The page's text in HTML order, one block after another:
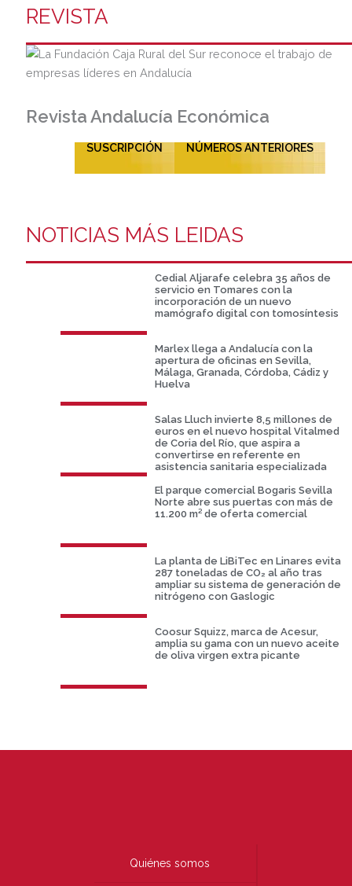
REVISTA
Revista Andalucía Económica
SUSCRIPCIÓN NÚMEROS ANTERIORES
NOTICIAS MÁS LEIDAS
Cedial Aljarafe celebra 35 años de
servicio en Tomares con la
incorporación de un nuevo
mamógrafo digital con tomosíntesis
Marlex llega a Andalucía con la
apertura de oficinas en Sevilla,
Málaga, Granada, Córdoba, Cádiz y
Huelva
Salas Lluch invierte 8,5 millones de
euros en el nuevo hospital Vitalmed
de Coria del Río, que aspira a
convertirse en referente en
asistencia sanitaria especializada
El parque comercial Bogaris Sevilla
Norte abre sus puertas con más de
11.200 m² de oferta comercial
La planta de LiBiTec en Linares evita
287 toneladas de CO₂ al año tras
ampliar su sistema de generación de
nitrógeno con Gaslogic
Coosur Squizz, marca de Acesur,
amplia su gama con un nuevo aceite
de oliva virgen extra picante
Quiénes somos